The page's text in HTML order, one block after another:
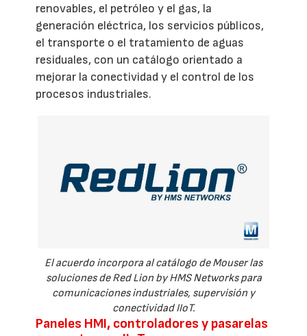
renovables, el petróleo y el gas, la
generación eléctrica, los servicios públicos,
el transporte o el tratamiento de aguas
residuales, con un catálogo orientado a
mejorar la conectividad y el control de los
procesos industriales.
El acuerdo incorpora al catálogo de Mouser las
soluciones de Red Lion by HMS Networks para
comunicaciones industriales, supervisión y
conectividad IIoT.
Paneles HMI, controladores y pasarelas